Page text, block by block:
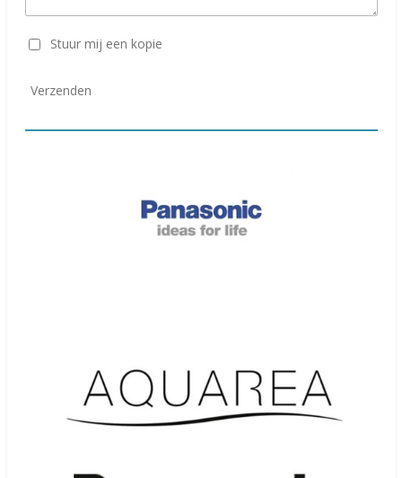
Stuur mij een kopie
Verzenden